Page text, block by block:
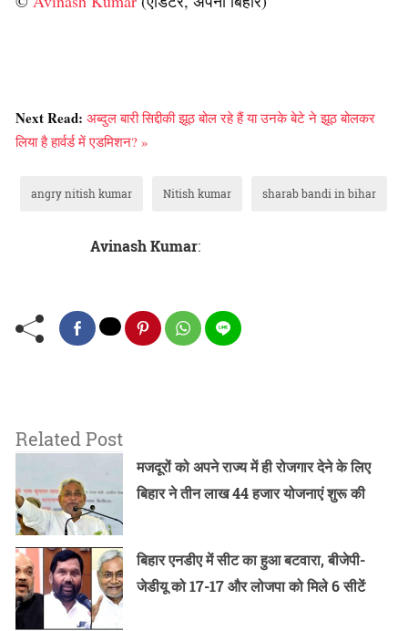
Next Read: अब्दुल बारी सिद्दीकी झूठ बोल रहे हैं या उनके बेटे ने झूठ बोलकर
लिया है हार्वर्ड में एडमिशन? »
angry nitish kumar Nitish kumar sharab bandi in bihar
Avinash Kumar:
Related Post
मजदूरों को अपने राज्य में ही रोजगार देने के लिए
बिहार ने तीन लाख 44 हजार योजनाएं शुरू की
बिहार एनडीए में सीट का हुआ बटवारा, बीजेपी-
जेडीयू को 17-17 और लोजपा को मिले 6 सीटें